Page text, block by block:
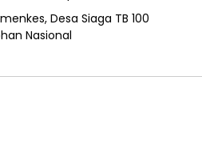
Desa Siaga TB 100
Nasional